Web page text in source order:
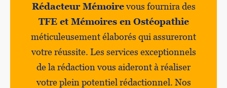
Rédacteur Mémoirevous fournira des
TFE et Mémoires en Ostéopathie
méticuleusement élaborés qui assureront
votre réussite. Les services exceptionnels
de la rédaction vous aideront à réaliser
votre plein potentiel rédactionnel. Nos